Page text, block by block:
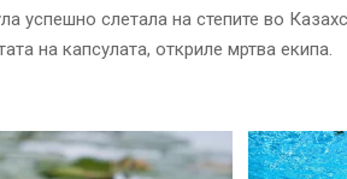
успешно слетала на степите во
на капсулата, откриле мртва екипа.